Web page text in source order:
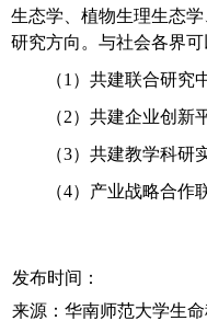
生态学、植物生理生态
研究方向。与社会各界可
（1）共建联合研究
（2）共建企业创新
（3）共建教学科研
（4）产业战略合作
发布时间：
来源：华南师范大学生